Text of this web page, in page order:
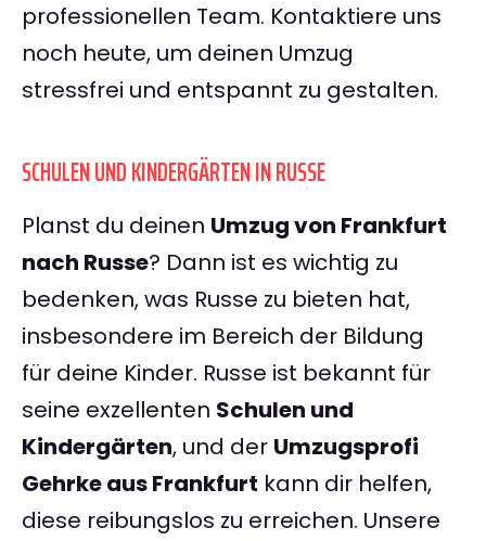
professionellen Team. Kontaktiere uns
noch heute, um deinen Umzug
stressfrei und entspannt zu gestalten.
SCHULEN UND KINDERGÄRTEN IN RUSSE
Planst du deinen Umzug von Frankfurt
nach Russe? Dann ist es wichtig zu
bedenken, was Russe zu bieten hat,
insbesondere im Bereich der Bildung
für deine Kinder. Russe ist bekannt für
seine exzellenten Schulen und
Kindergärten, und der Umzugsprofi
Gehrke aus Frankfurt kann dir helfen,
diese reibungslos zu erreichen. Unsere